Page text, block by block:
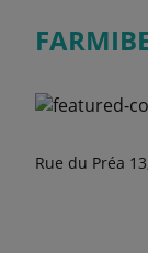
Rue du Préa